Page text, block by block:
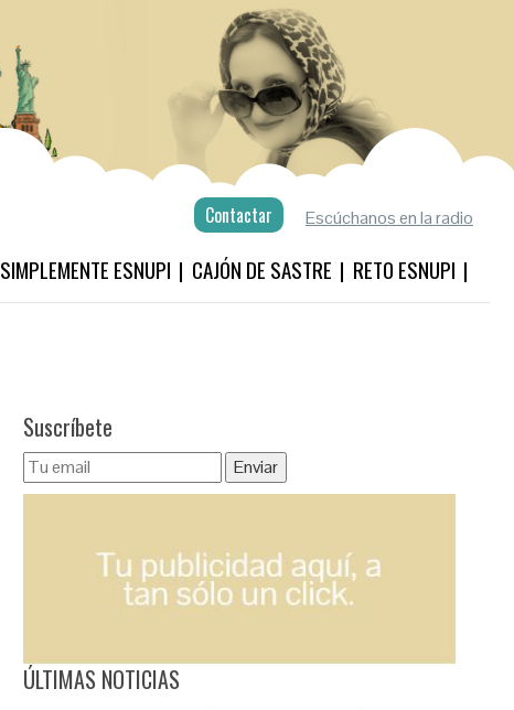
Escúchanos en la radio
Contactar
SIMPLEMENTE ESNUPI CAJÓN DE SASTRE RETO ESNUPI
Suscríbete
ÚLTIMAS NOTICIAS